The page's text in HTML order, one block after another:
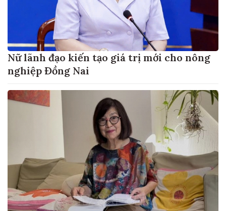
Nữ lãnh đạo kiến tạo giá trị mới cho nông
nghiệp Đồng Nai